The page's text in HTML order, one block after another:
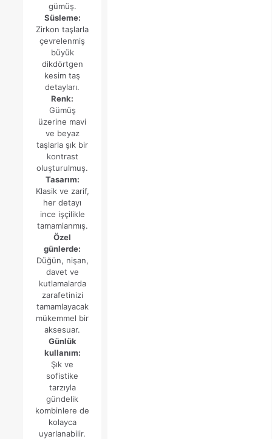
gümüş.
Süsleme:
Zirkon taşlarla
çevrelenmiş
büyük
dikdörtgen
kesim taş
detayları.
Renk:
Gümüş
üzerine mavi
ve beyaz
taşlarla şık bir
kontrast
oluşturulmuş.
Tasarım:
Klasik ve zarif,
her detayı
ince işçilikle
tamamlanmış.
Özel
günlerde:
Düğün, nişan,
davet ve
kutlamalarda
zarafetinizi
tamamlayacak
mükemmel bir
aksesuar.
Günlük
kullanım:
Şık ve
sofistike
tarzıyla
gündelik
kombinlere de
kolayca
uyarlanabilir.